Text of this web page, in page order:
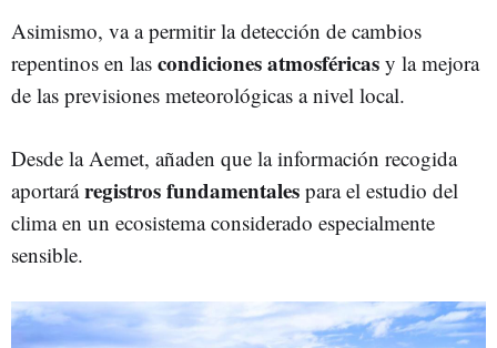
Asimismo, va a permitir la detección de cambios
repentinos en las condiciones atmosféricas y la mejora
de las previsiones meteorológicas a nivel local.
Desde la Aemet, añaden que la información recogida
aportaráregistros fundamentales para el estudio del
clima en un ecosistema considerado especialmente
sensible.